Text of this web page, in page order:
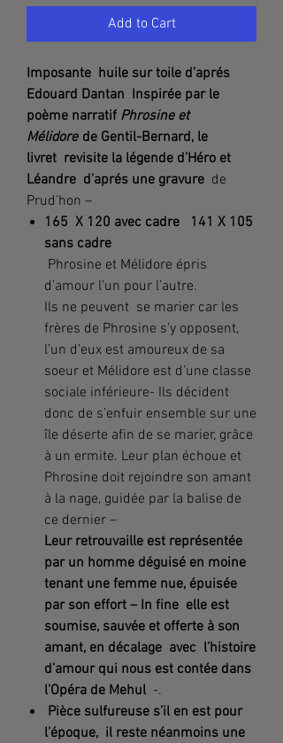
Add to Cart
Imposante huile sur toile d’aprés
Edouard Dantan Inspirée par le
poème narratif Phrosine et
Mélidore de Gentil-Bernard, le
livret revisite la légende d’Héro et
Léandre d’aprés une gravure de
Prud’hon –
165 X 120 avec cadre 141 X 105
sans cadre
Phrosine et Mélidore épris
d’amour l’un pour l’autre.
Ils ne peuvent se marier car les
frères de Phrosine s’y opposent,
l’un d’eux est amoureux de sa
soeur et Mélidore est d’une classe
sociale inférieure- Ils décident
donc de s’enfuir ensemble sur une
île déserte afin de se marier, grâce
à un ermite. Leur plan échoue et
Phrosine doit rejoindre son amant
à la nage, guidée par la balise de
ce dernier –
Leur retrouvaille est représentée
par un homme déguisé en moine
tenant une femme nue, épuisée
par son effort – In fine elle est
soumise, sauvée et offerte à son
amant, en décalage avec l’histoire
d’amour qui nous est contée dans
l’Opéra de Mehul -.
Pièce sulfureuse s’il en est pour
l’époque, il reste néanmoins une